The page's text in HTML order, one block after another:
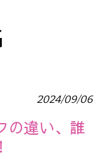
2024/09/06
の違い、誰